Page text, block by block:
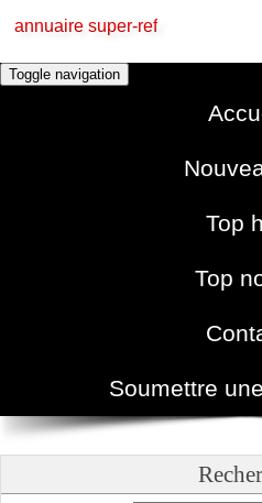
annuaire super-ref
Toggle navigation
Top
Top
Soumettre